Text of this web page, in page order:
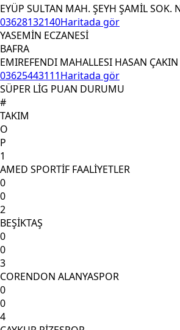
EYÜP SULTAN MAH. ŞEYH ŞAMİL SOK.
03628132140Haritada gör
YASEMİN ECZANESİ
BAFRA
EMIREFENDI MAHALLESI HASAN
03625443111Haritada gör
SÜPER LİG PUAN DURUMU
#
TAKIM
O
P
1
AMED SPORTİF FAALİYETLER
0
0
2
BEŞİKTAŞ
0
0
3
CORENDON ALANYASPOR
0
0
4